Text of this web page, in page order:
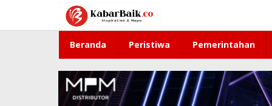
konten
Beranda Peristiwa Pemerintahan